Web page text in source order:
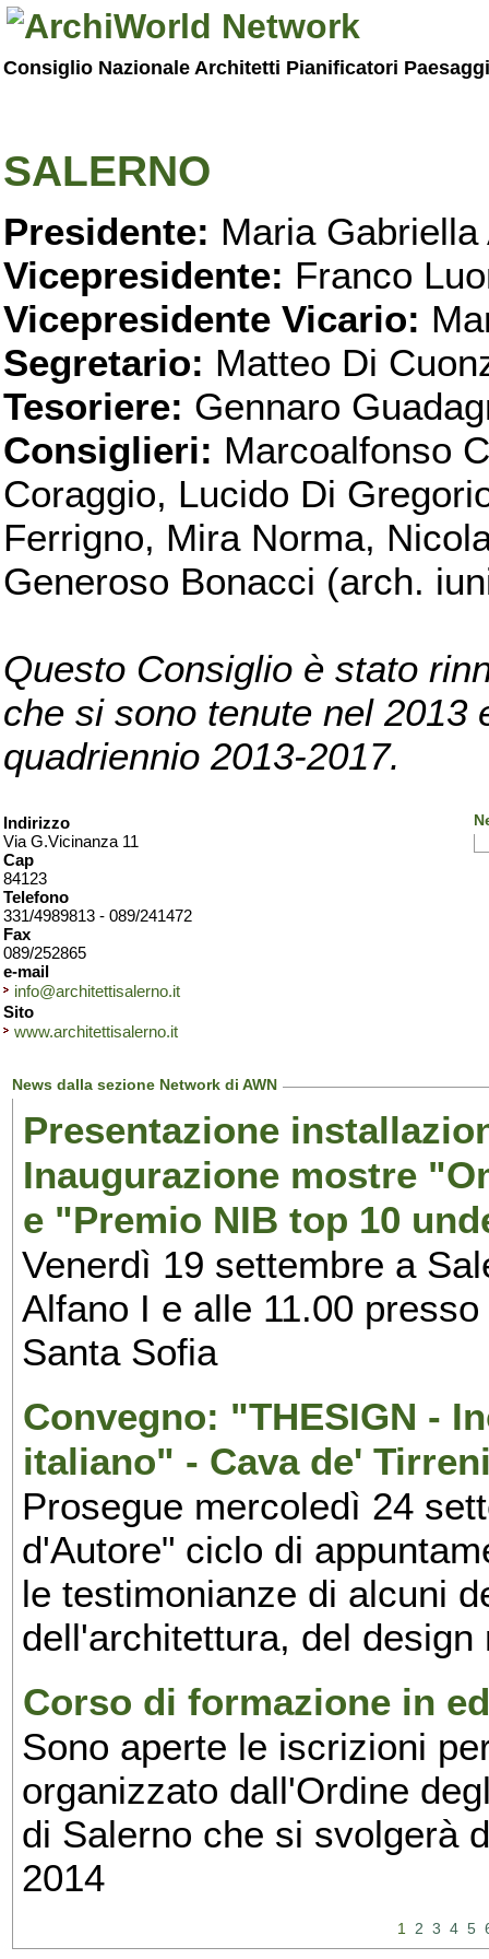
Consiglio Nazionale Architetti Pianificatori
SALERNO
Presidente: Maria Gabriella
Vicepresidente: Franco
Vicepresidente Vicario:
Segretario: Matteo Di
Tesoriere: Gennaro
Consiglieri: Marcoalfonso
Coraggio, Lucido Di
Ferrigno, Mira Norma,
Generoso Bonacci (arch.
Questo Consiglio è stato
che si sono tenute nel 2013
quadriennio 2013-2017.
Indirizzo
Via G.Vicinanza 11
Cap
84123
Telefono
331/4989813 - 089/241472
Fax
089/252865
e-mail
info@architettisalerno.it
Sito
www.architettisalerno.it
News dalla sezione Network di AWN
Presentazione
Inaugurazione mostre
e "Premio NIB top 10
Venerdì 19 settembre a
Alfano I e alle 11.00
Santa Sofia
Convegno: "THESIGN -
italiano" - Cava de'
Prosegue mercoledì 24
d'Autore" ciclo di
le testimonianze di alcuni
dell'architettura, del
Corso di formazione in
Sono aperte le iscrizioni
organizzato dall'Ordine
di Salerno che si svolgerà
2014
1 2 3 4 5